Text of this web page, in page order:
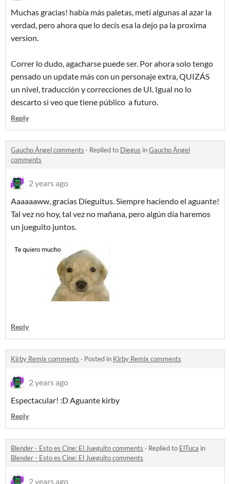
Muchas gracias! había más paletas, metí algunas al azar la
verdad, pero ahora que lo decís esa la dejo pa la proxima
version.
Correr lo dudo, agacharse puede ser. Por ahora solo tengo
pensado un update más con un personaje extra, QUIZÁS
un nivel, traducción y correcciones de UI. Igual no lo
descarto si veo que tiene público a futuro.
Reply
Gaucho Ángel comments · Replied to Diegus inGaucho Ángel
comments
2 years ago
Aaaaaaww, gracias Dieguitus. Siempre haciendo el aguante!
Tal vez no hoy, tal vez no mañana, pero algún día haremos
un jueguito juntos.
Reply
Kirby Remix comments · Posted in Kirby Remix comments
2 years ago
Espectacular! :D Aguante kirby
Reply
Blender - Esto es Cine: El Jueguito comments · Replied to ElTuca in
Blender - Esto es Cine: El Jueguito comments
2 years ago